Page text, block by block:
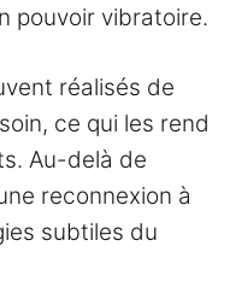
pouvoir vibratoire.
réalisés de
ce qui les rend
Au-delà de
reconnexion à
subtiles du